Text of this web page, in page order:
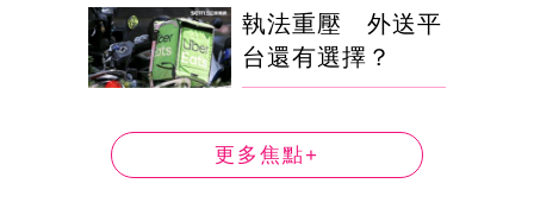
執法重壓 外送平
台還有選擇？
更多焦點+